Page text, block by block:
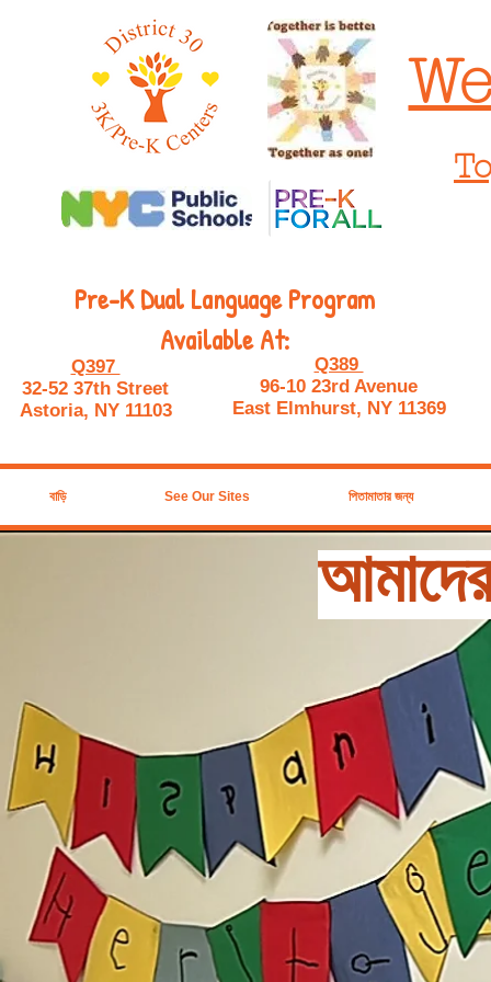
Pre-K Dual Language Program
Available At:
Q397
32-52 37th Street
Astoria, NY 11103
Q389
96-10 23rd Avenue
East Elmhurst, NY 11369
বাড়ি See Our Sites পিতামাতার জন্য